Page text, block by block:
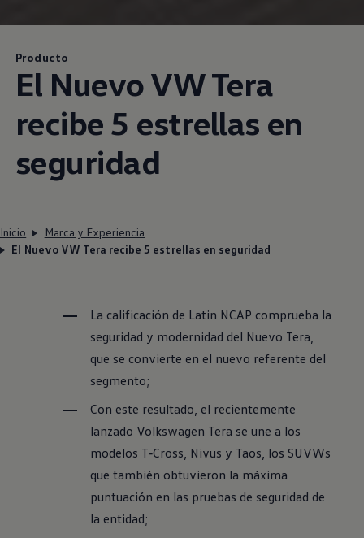
Producto
El Nuevo VW Tera
recibe 5 estrellas en
seguridad
Inicio
Marca y Experiencia
El Nuevo VW Tera recibe 5 estrellas en seguridad
La calificación de Latin NCAP comprueba la
seguridad y modernidad del Nuevo Tera,
que se convierte en el nuevo referente del
segmento;
Con este resultado, el recientemente
lanzado Volkswagen Tera se une a los
modelos T‑Cross, Nivus y Taos, los SUVWs
que también obtuvieron la máxima
puntuación en las pruebas de seguridad de
la entidad;